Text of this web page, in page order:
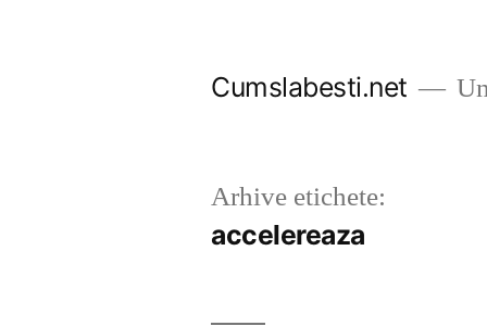
Cumslabesti.net
Arhive etichete:
accelereaza